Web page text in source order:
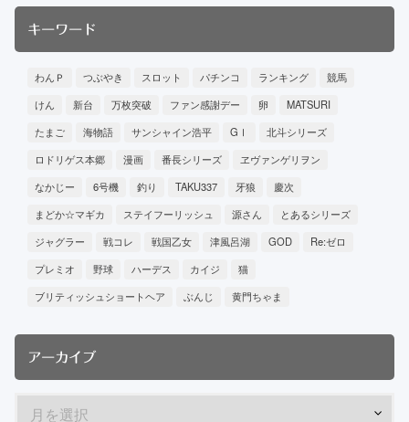
キーワード
わんＰ つぶやき スロット パチンコ ランキング
競馬
けん
新台 万枚突破 ファン感謝デー 卵
MATSURI
たまご
海物語 サンシャイン浩平 GⅠ
北斗シリーズ
ロドリゲス本郷
漫画 番長シリーズ
ヱヴァンゲリヲン
なかじー
6号機 釣り TAKU337 牙狼
慶次
まどか☆マギカ
ステイフーリッシュ 源さん
とあるシリーズ
ジャグラー
戦コレ 戦国乙女 津風呂湖 GOD
Re:ゼロ
プレミオ
野球 ハーデス カイジ
猫
ブリティッシュショートヘア
ぶんじ 黄門ちゃま
アーカイブ